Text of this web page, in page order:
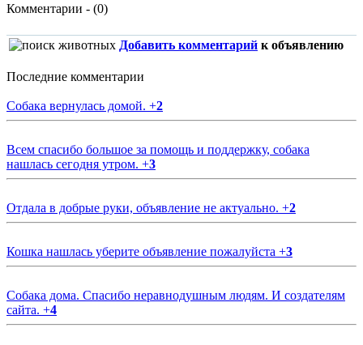
Комментарии - (0)
Добавить комментарий к объявлению
Последние комментарии
Собака вернулась домой. +2
Всем спасибо большое за помощь и поддержку, собака
нашлась сегодня утром. +3
Отдала в добрые руки, объявление не актуально. +2
Кошка нашлась уберите объявление пожалуйста +3
Собака дома. Спасибо неравнодушным людям. И создателям
сайта. +4